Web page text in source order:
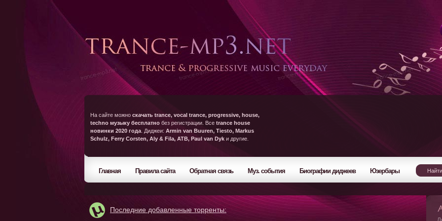
На сайте можно скачать trance, vocal trance, progressive, house,
techno музыку бесплатно без регистрации. Все trance house
новинки 2020 года . Диджеи: Armin van Buuren, Tiesto, Markus
Schulz, Ferry Corsten, Aly & Fila, ATB, Paul van Dyk и другие.
Главная Правила сайта Обратная связь Муз. события Биографии диджеев Юзербары
Последние добавленные торренты: